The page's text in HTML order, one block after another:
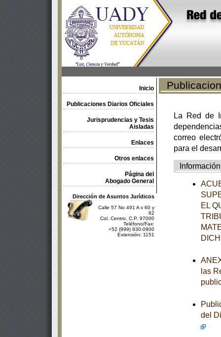
Inicio
Publicaciones Diarios Oficiales
Jurisprudencias y Tesis
Aisladas
Enlaces
Otros enlaces
Página del
Abogado General
Dirección de Asuntos Jurídicos
Calle 57 No 491 A x 60 y
62
Col. Centro, C.P. 97000
Teléfono/Fax:
+52 (999) 930-0900
Extensión: 1151
La Red de
correo
para el
Información
EL
las
del